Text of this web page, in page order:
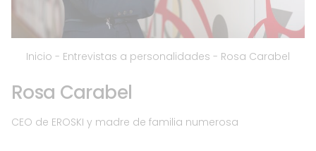
Inicio - Entrevistas a personalidades - Rosa Carabel
Rosa Carabel
CEO de EROSKI y madre de familia numerosa